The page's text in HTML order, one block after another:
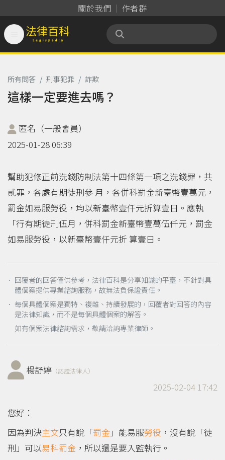
關於我們 作者群
法律百科 Legispedia
所有問答 / 刑事犯罪 / 詐欺
這樣一定要進去嗎？
匿名（一般會員）
2025-01-28 06:39
幫助犯修正前洗錢防制法第十四條第一項之洗錢罪，共
貳罪，各處有期徒刑參 月，各併科罰金新臺幣壹萬元，
罰金如易服勞役，均以新臺幣壹仟元折算壹日。應執
「行有期徒刑伍月，併科罰金新臺幣壹萬伍仟元，罰金
如易服勞役，以新臺幣壹仟元折 算壹日。
． 回覆者的回答僅供參考，法律百科是分享知識的平臺，不針對具
體個案提供專業諮詢服務，故無法負保證責任。
． 每個具體個案是獨特、複雜、持續發展的，回覆者對回答的內容
是法律知識，而不是每個具體個案的解答。
如有個案法律諮詢需求，敬請洽詢專業律師。
楊舒婷 （認證法律人）
2025-02-04 17:42
您好：
因為判決主文只有說「罰金 」能易服勞役 ，沒有說「徒
刑」可以易科罰金 ，所以還是要入監執行。